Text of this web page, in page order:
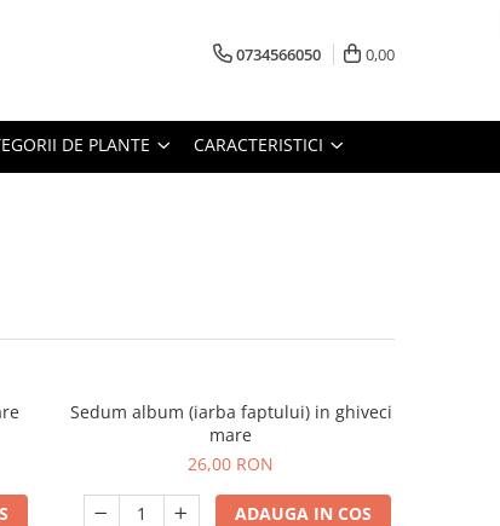
0734566050 0,00
DE PLANTE CARACTERISTICI
Sedum album (iarba faptului) in ghiveci
mare
26,00 RON
ADAUGA IN COS